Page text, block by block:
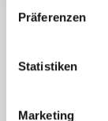
Präferenzen
Statistiken
Marketing
IL PIACERE DEL
STRAORDINARIO